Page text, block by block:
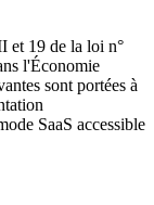
et 19 de la loi n°
l'Économie
sont portées à
SaaS accessible